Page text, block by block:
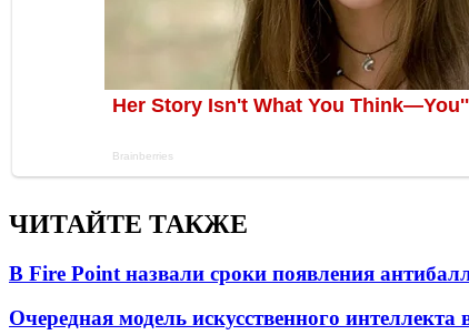
ЧИТАЙТЕ ТАКЖЕ
В Fire Point назвали сроки появления
Очередная модель искусственного